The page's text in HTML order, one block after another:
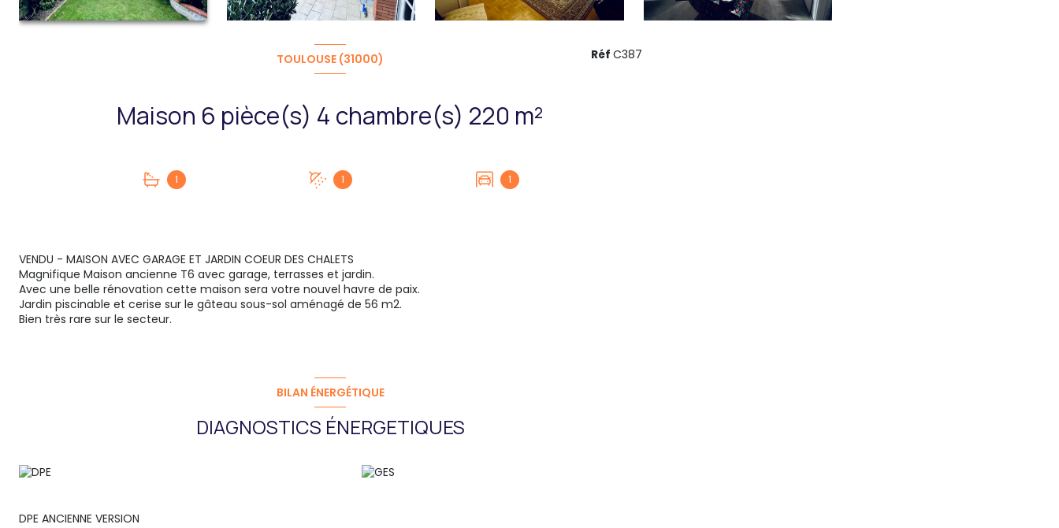
TOULOUSE (31000)
Maison 6 pièce(s) 4 chambre(s) 220 m²
1 1 1
Réf C387
VENDU - MAISON AVEC GARAGE ET JARDIN COEUR DES CHALETS
Magnifique Maison ancienne T6 avec garage, terrasses et jardin.
Avec une belle rénovation cette maison sera votre nouvel havre de paix.
Jardin piscinable et cerise sur le gâteau sous-sol aménagé de 56 m2.
Bien très rare sur le secteur.
BILAN ÉNERGÉTIQUE
DIAGNOSTICS ÉNERGETIQUES
DPE ANCIENNE VERSION